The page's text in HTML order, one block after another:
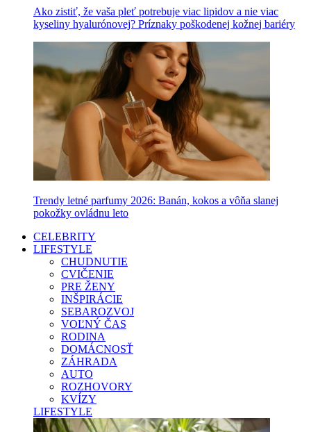
Ako zistiť, že vaša pleť potrebuje viac lipidov a nie viac
kyseliny hyalurónovej? Príznaky poškodenej kožnej bariéry
Trendy letné parfumy 2026: Banán, kokos a vôňa slanej
pokožky ovládnu leto
CELEBRITY
LIFESTYLE
CHUDNUTIE
CVIČENIE
PRE ŽENY
INŠPIRÁCIE
SEBAROZVOJ
VOĽNÝ ČAS
RODINA
DOMÁCNOSŤ
ZÁHRADA
AUTO
ROZHOVORY
KVÍZY
LIFESTYLE